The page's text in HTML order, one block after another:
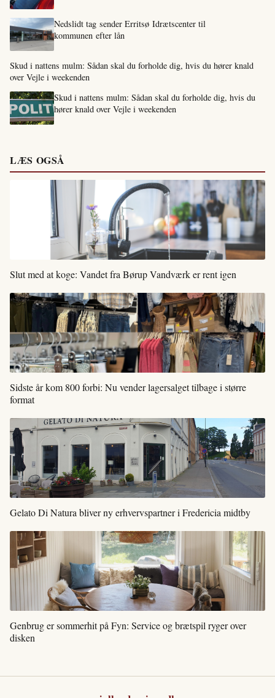
Nedslidt tag sender Erritsø Idrætscenter til
kommunen efter lån
Skud i nattens mulm: Sådan skal du forholde dig, hvis du hører knald
over Vejle i weekenden
Skud i nattens mulm: Sådan skal du forholde dig, hvis du
hører knald over Vejle i weekenden
LÆS OGSÅ
Slut med at koge: Vandet fra Børup Vandværk er rent igen
Sidste år kom 800 forbi: Nu vender lagersalget tilbage i større
format
Gelato Di Natura bliver ny erhvervspartner i Fredericia midtby
Genbrug er sommerhit på Fyn: Service og brætspil ryger over
disken